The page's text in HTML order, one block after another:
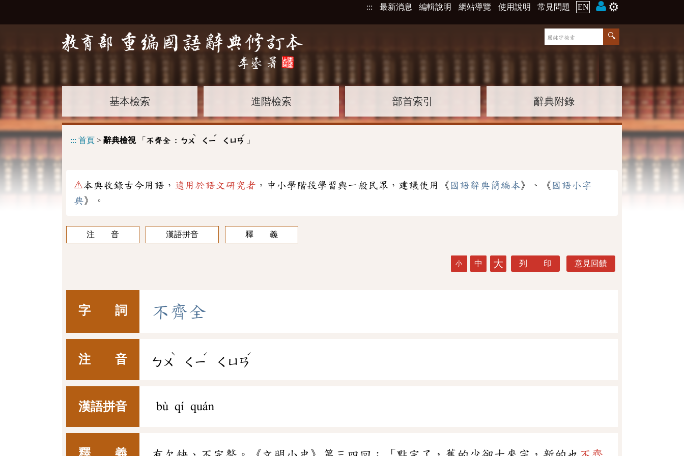
::: 最新消息 編輯說明 網站導覽 使用說明 常見問題 EN ⚙️
基本檢索 進階檢索 部首索引 辭典附錄
::: 首頁 > 辭典檢視「 不齊全 : ㄅㄨ
ˋ
ㄑㄧ
ˊ
ㄑㄩㄢ
ˊ
」
⚠本典收錄古今用語， 適用於語文研究者 ，中小學階段學習與一般民眾，建議使用《 國語辭典簡編本》、《 國語小字
典》。
注 音 漢語拼音 釋 義
小 中 大 列 印 意見回饋
字 詞 不 齊全
注 音 ㄅㄨ
ˋ
ㄑㄧ
ˊ
ㄑㄩㄢ
ˊ
漢語拼音 bù qí quán